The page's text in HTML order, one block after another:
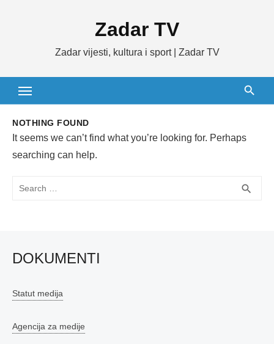
Zadar TV
Zadar vijesti, kultura i sport | Zadar TV
NOTHING FOUND
It seems we can’t find what you’re looking for. Perhaps
searching can help.
Search
search
DOKUMENTI
Statut medija
Agencija za medije